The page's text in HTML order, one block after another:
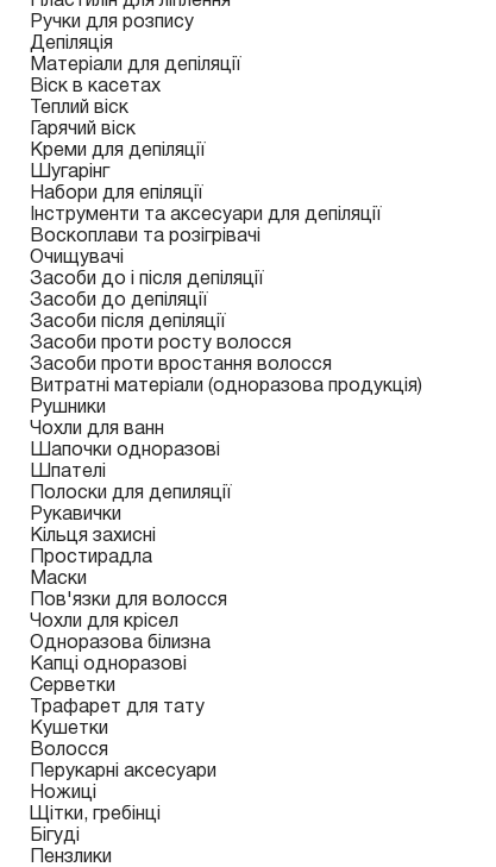
Ручки для розпису
Депіляція
Матеріали для депіляції
Віск в касетах
Теплий віск
Гарячий віск
Креми для депіляції
Шугарінг
Набори для епіляції
Інструменти та аксесуари для депіляції
Воскоплави та розігрівачі
Очищувачі
Засоби до і після депіляції
Засоби до депіляції
Засоби після депіляції
Засоби проти росту волосся
Засоби проти вростання волосся
Витратні матеріали (одноразова продукція)
Рушники
Чохли для ванн
Шапочки одноразові
Шпателі
Полоски для депиляції
Рукавички
Кільця захисні
Простирадла
Маски
Пов'язки для волосся
Чохли для крісел
Одноразова білизна
Капці одноразові
Серветки
Трафарет для тату
Кушетки
Волосся
Перукарні аксесуари
Ножиці
Щітки, гребінці
Бігуді
Пензлики